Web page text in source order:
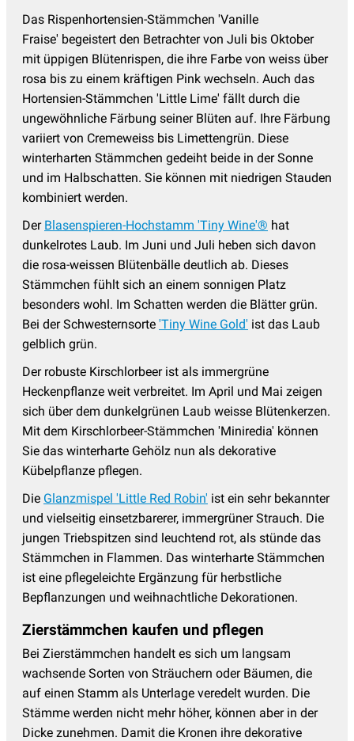
Das Rispenhortensien-Stämmchen 'Vanille
Fraise' begeistert den Betrachter von Juli bis Oktober
mit üppigen Blütenrispen, die ihre Farbe von weiss über
rosa bis zu einem kräftigen Pink wechseln. Auch das
Hortensien-Stämmchen 'Little Lime' fällt durch die
ungewöhnliche Färbung seiner Blüten auf. Ihre Färbung
variiert von Cremeweiss bis Limettengrün. Diese
winterharten Stämmchen gedeiht beide in der Sonne
und im Halbschatten. Sie können mit niedrigen Stauden
kombiniert werden.
Der Blasenspieren-Hochstamm 'Tiny Wine'® hat
dunkelrotes Laub. Im Juni und Juli heben sich davon
die rosa-weissen Blütenbälle deutlich ab. Dieses
Stämmchen fühlt sich an einem sonnigen Platz
besonders wohl. Im Schatten werden die Blätter grün.
Bei der Schwesternsorte 'Tiny Wine Gold' ist das Laub
gelblich grün.
Der robuste Kirschlorbeer ist als immergrüne
Heckenpflanze weit verbreitet. Im April und Mai zeigen
sich über dem dunkelgrünen Laub weisse Blütenkerzen.
Mit dem Kirschlorbeer-Stämmchen 'Miniredia' können
Sie das winterharte Gehölz nun als dekorative
Kübelpflanze pflegen.
Die Glanzmispel 'Little Red Robin' ist ein sehr bekannter
und vielseitig einsetzbarerer, immergrüner Strauch. Die
jungen Triebspitzen sind leuchtend rot, als stünde das
Stämmchen in Flammen. Das winterharte Stämmchen
ist eine pflegeleichte Ergänzung für herbstliche
Bepflanzungen und weihnachtliche Dekorationen.
Zierstämmchen kaufen und pflegen
Bei Zierstämmchen handelt es sich um langsam
wachsende Sorten von Sträuchern oder Bäumen, die
auf einen Stamm als Unterlage veredelt wurden. Die
Stämme werden nicht mehr höher, können aber in der
Dicke zunehmen. Damit die Kronen ihre dekorative